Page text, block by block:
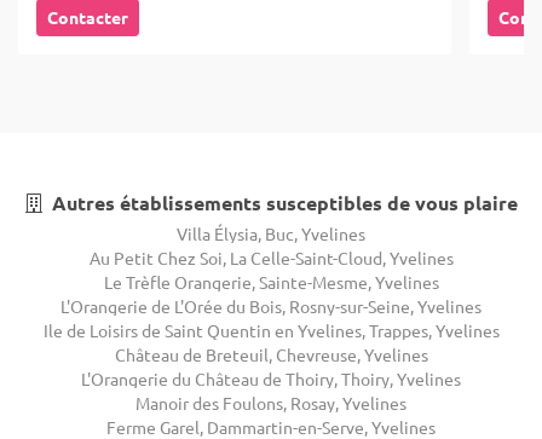
Contacter
Autres établissements susceptibles de vous plaire
Villa Élysia, Buc, Yvelines
Au Petit Chez Soi, La Celle-Saint-Cloud, Yvelines
Le Trèfle Orangerie, Sainte-Mesme, Yvelines
L'Orangerie de L'Orée du Bois, Rosny-sur-Seine, Yvelines
Ile de Loisirs de Saint Quentin en Yvelines, Trappes, Yvelines
Château de Breteuil, Chevreuse, Yvelines
L'Orangerie du Château de Thoiry, Thoiry, Yvelines
Manoir des Foulons, Rosay, Yvelines
Ferme Garel, Dammartin-en-Serve, Yvelines